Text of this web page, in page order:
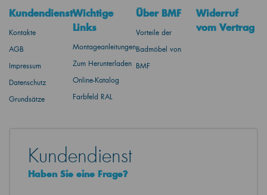
Kundendienst
Kontakte
AGB
Impressum
Datenschutz
Grundsätze
Wichtige
Links
Montageanleitungen
Zum Herunterladen
Online-Katalog
Farbfeld RAL
Über BMF
Vorteile der
Badmöbel von
BMF
Widerruf
vom Vertrag
Kundendienst
Haben Sie eine Frage?